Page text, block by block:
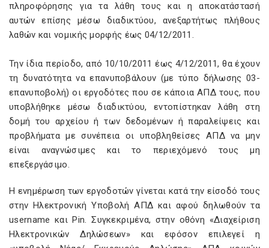
πληροφόρησης για τα λάθη τους και η αποκατάστασή
αυτών επίσης μέσω διαδικτύου, ανεξαρτήτως πλήθους
λαθών και νομικής μορφής έως 04/12/2011.
Την ίδια περίοδο, από 10/10/2011 έως 4/12/2011, θα έχουν
τη δυνατότητα να επανυποβάλουν (με τύπο δήλωσης 03-
επανυποβολή) οι εργοδότες που σε κάποια ΑΠΔ τους, που
υποβλήθηκε μέσω διαδικτύου, εντοπίστηκαν λάθη στη
δομή του αρχείου ή των δεδομένων ή παραλείψεις και
προβλήματα με συνέπεια οι υποβληθείσες ΑΠΔ να μην
είναι αναγνώσιμες και το περιεχόμενό τους μη
επεξεργάσιμο.
Η ενημέρωση των εργοδοτών γίνεται κατά την είσοδό τους
στην Ηλεκτρονική Υποβολή ΑΠΔ και αφού δηλωθούν τα
username και Pin. Συγκεκριμένα, στην οθόνη «Διαχείριση
Ηλεκτρονικών Δηλώσεων» και εφόσον επιλεγεί η